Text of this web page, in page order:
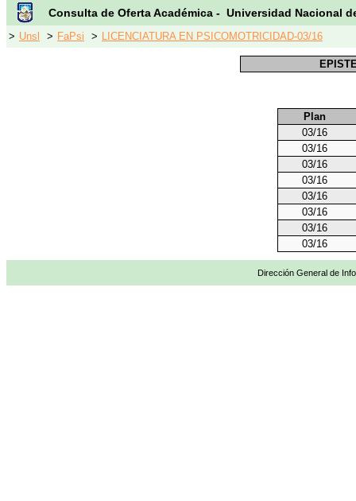
Consulta de Oferta Académica - Universidad Nacional
> Unsl > FaPsi > LICENCIATURA EN PSICOMOTRICIDAD-03/16
Plan
03/16
03/16
03/16
03/16
03/16
03/16
03/16
03/16
Dirección General de